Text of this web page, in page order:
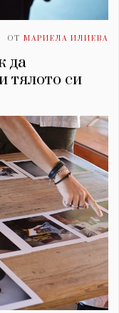
ОТ МАРИЕЛА ИЛИЕВА
да
тялото си